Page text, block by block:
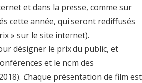
et dans la presse, comme sur
cette année, qui seront rediffusés
» sur le site internet).
désigner le prix du public, et
et le nom des
Chaque présentation de film est